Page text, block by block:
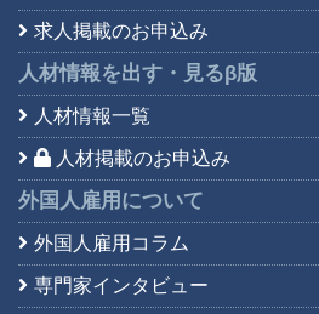
求人掲載のお申込み
人材情報を出す・見るβ版
人材情報一覧
人材掲載のお申込み
外国人雇用について
外国人雇用コラム
専門家インタビュー